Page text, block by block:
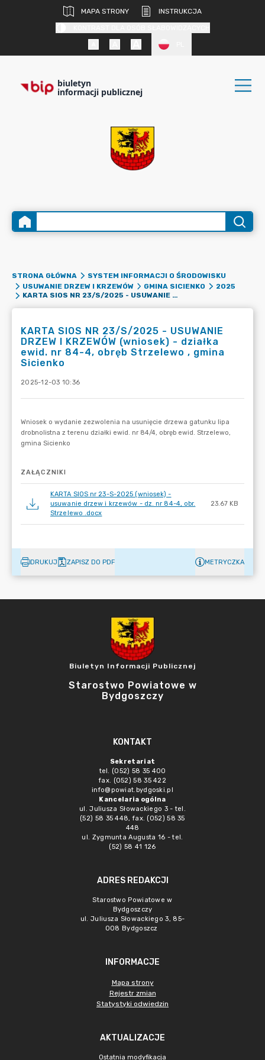
MAPA STRONY
INSTRUKCJA
biuletyn
informacji publicznej
STRONA GŁÓWNA
SYSTEM INFORMACJI O ŚRODOWISKU
USUWANIE DRZEW I KRZEWÓW
GMINA SICIENKO
2025
KARTA SIOS NR 23/S/2025 - USUWANIE DRZEW I KRZEWÓW (WNIOSEK) - DZIAŁKA EWID. NR 84-4, OBRĘB STRZELEWO , GMINA SICIENKO
KARTA SIOS NR 23/S/2025 - USUWANIE
DRZEW I KRZEWÓW (wniosek) - działka
ewid. nr 84-4, obręb Strzelewo , gmina
Sicienko
2025-12-03 10:36
ZAŁĄCZNIKI
KARTA SIOS nr 23-S-2025 (wniosek) -
usuwanie drzew i krzewów - dz. nr 84-4, obr.
Strzelewo .docx
23.67 KB
DRUKUJ ZAPISZ DO PDF METRYCZKA
Biuletyn Informacji Publicznej
Starostwo Powiatowe w
Bydgoszczy
KONTAKT
Sekretariat
tel. (052) 58 35 400
fax. (052) 58 35 422
info@powiat.bydgoski.pl
Kancelaria ogólna
ul. Juliusza Słowackiego 3 - tel.
(52) 58 35 448, fax. (052) 58 35
448
ul. Zygmunta Augusta 16 - tel.
(52) 58 41 126
ADRES REDAKCJI
Starostwo Powiatowe w
Bydgoszczy
ul. Juliusza Słowackiego 3, 85-
008 Bydgoszcz
INFORMACJE
Mapa strony
Rejestr zmian
Statystyki odwiedzin
AKTUALIZACJE
Ostatnia modyfikacja